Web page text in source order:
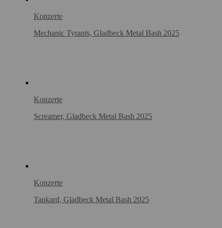
Konzerte
Mechanic Tyrants, Gladbeck Metal Bash 2025
Konzerte
Screamer, Gladbeck Metal Bash 2025
Konzerte
Tankard, Gladbeck Metal Bash 2025